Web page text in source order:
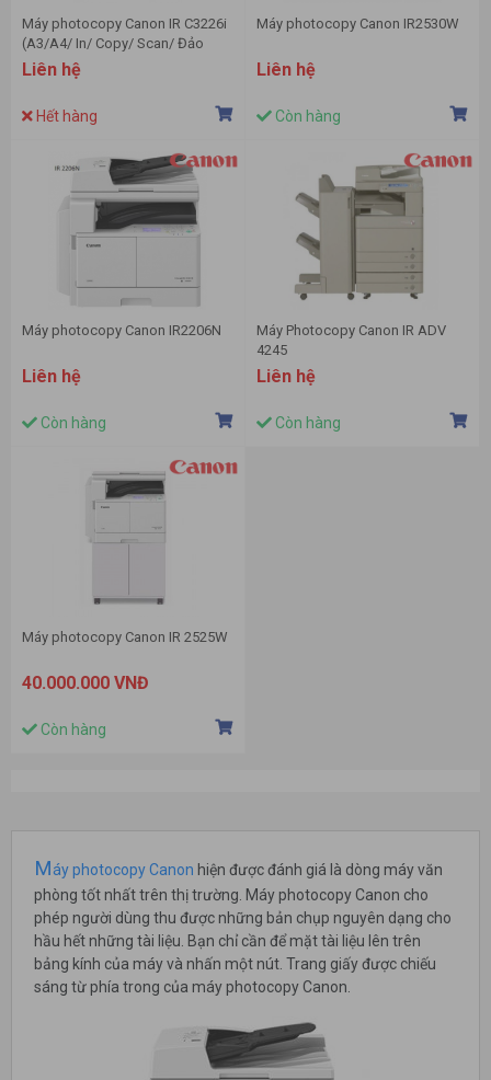
Máy photocopy Canon IR C3226i
(A3/A4/ In/ Copy/ Scan/ Đảo
mặt/ ADF/ USB/ LAN/ WIFI)
Liên hệ
Hết hàng
Máy photocopy Canon IR2530W
Liên hệ
Còn hàng
Máy photocopy Canon IR2206N
Liên hệ
Còn hàng
Máy Photocopy Canon IR ADV
4245
Liên hệ
Còn hàng
Máy photocopy Canon IR 2525W
40.000.000 VNĐ
Còn hàng
Máy photocopy Canon hiện được đánh giá là dòng máy văn
phòng tốt nhất trên thị trường. Máy photocopy Canon cho
phép người dùng thu được những bản chụp nguyên dạng cho
hầu hết những tài liệu. Bạn chỉ cần để mặt tài liệu lên trên
bảng kính của máy và nhấn một nút. Trang giấy được chiếu
sáng từ phía trong của máy photocopy Canon.